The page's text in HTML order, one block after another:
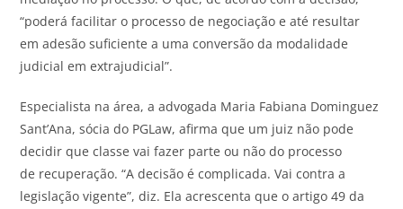
“poderá facilitar o processo de negociação e até resultar
em adesão suficiente a uma conversão da modalidade
judicial em extrajudicial”.
Especialista na área, a advogada Maria Fabiana Dominguez
Sant’Ana, sócia do PGLaw, afirma que um juiz não pode
decidir que classe vai fazer parte ou não do processo
de recuperação. “A decisão é complicada. Vai contra a
legislação vigente”, diz. Ela acrescenta que o artigo 49 da